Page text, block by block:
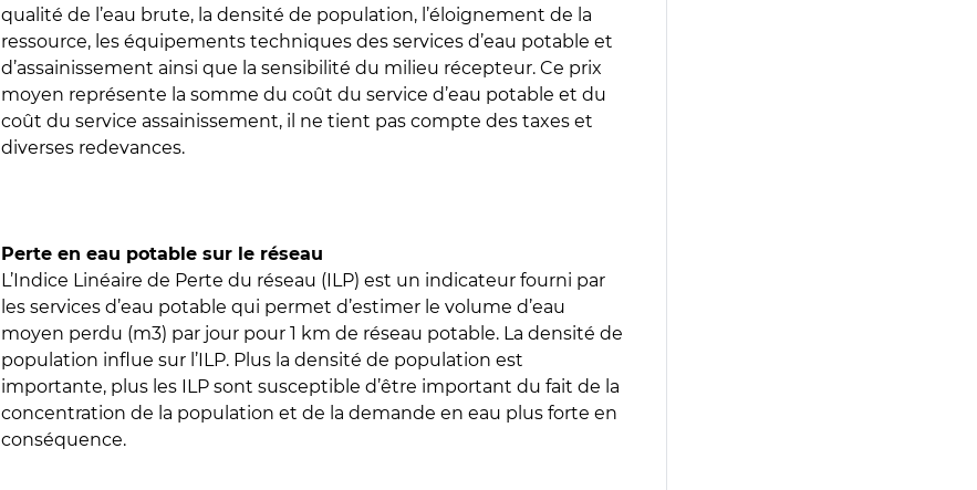
qualité de l’eau brute, la densité de population, l’éloignement de la
ressource, les équipements techniques des services d’eau potable et
d’assainissement ainsi que la sensibilité du milieu récepteur. Ce prix
moyen représente la somme du coût du service d’eau potable et du
coût du service assainissement, il ne tient pas compte des taxes et
diverses redevances.
Perte en eau potable sur le réseau
L’Indice Linéaire de Perte du réseau (ILP) est un indicateur fourni par
les services d’eau potable qui permet d’estimer le volume d’eau
moyen perdu (m3) par jour pour 1 km de réseau potable. La densité de
population influe sur l’ILP. Plus la densité de population est
importante, plus les ILP sont susceptible d’être important du fait de la
concentration de la population et de la demande en eau plus forte en
conséquence.